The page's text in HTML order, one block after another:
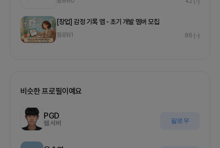
[창업] 감정 기록 앱 - 초기 개발 멤버 모집
팔로워 1 86 (-)
비슷한 프로필이예요
PGD
웹 서버 팔로우